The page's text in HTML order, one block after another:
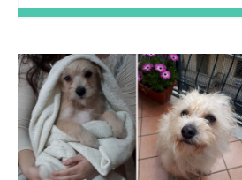
all’aria aperta, e appena
percorsi di trekking nella
di Kodami ho ritrovato i miei
approccio consapevole ma
del mondo.